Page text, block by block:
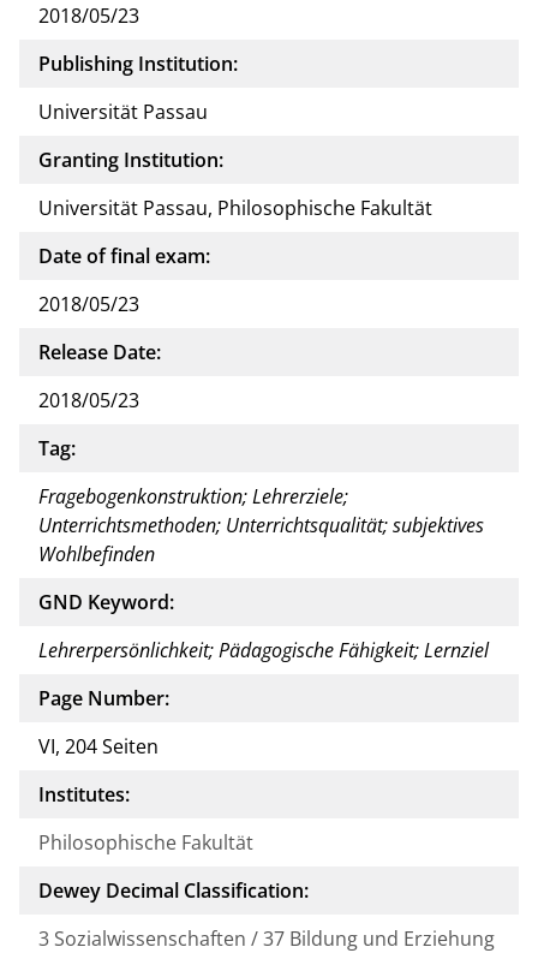
2018/05/23
Publishing Institution:
Universität Passau
Granting Institution:
Universität Passau, Philosophische Fakultät
Date of final exam:
2018/05/23
Release Date:
2018/05/23
Tag:
Fragebogenkonstruktion; Lehrerziele;
Unterrichtsmethoden; Unterrichtsqualität; subjektives
Wohlbefinden
GND Keyword:
Lehrerpersönlichkeit; Pädagogische Fähigkeit; Lernziel
Page Number:
VI, 204 Seiten
Institutes:
Philosophische Fakultät
Dewey Decimal Classification:
3 Sozialwissenschaften / 37 Bildung und Erziehung